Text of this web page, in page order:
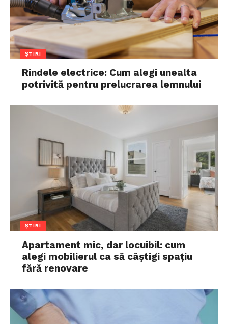
ȘTIRI
Rindele electrice: Cum alegi unealta
potrivită pentru prelucrarea lemnului
ȘTIRI
Apartament mic, dar locuibil: cum
alegi mobilierul ca să câștigi spațiu
fără renovare